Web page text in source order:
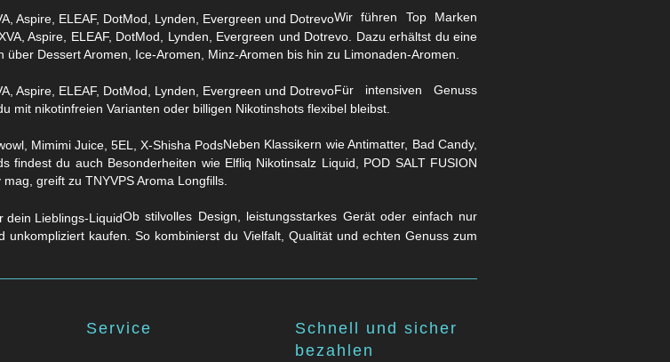
Wir führen Top Marken
Aspire, ELEAF, DotMod, Lynden, Evergreen und Dotrevo. Dazu erhältst du eine
Dessert Aromen, Ice-Aromen, Minz-Aromen bis hin zu Limonaden-Aromen.
Für intensiven Genuss
mit nikotinfreien Varianten oder billigen Nikotinshots flexibel bleibst.
Neben Klassikern wie Antimatter, Bad Candy,
findest du auch Besonderheiten wie Elfliq Nikotinsalz Liquid, POD SALT FUSION
greift zu TNYVPS Aroma Longfills.
Ob stilvolles Design, leistungsstarkes Gerät oder einfach nur
kaufen. So kombinierst du Vielfalt, Qualität und echten Genuss zum
Service
Schnell und sicher
bezahlen